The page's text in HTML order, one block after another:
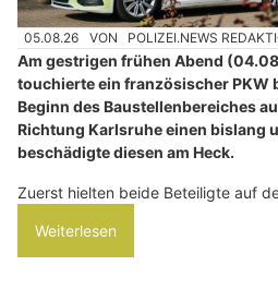
05.08.26 VON POLIZEI.NEWS
Am gestrigen frühen Abend
touchierte ein französischer PKW
Beginn des Baustellenbereiches
Richtung Karlsruhe einen bislang
beschädigte diesen am Heck.
Zuerst hielten beide Beteiligte auf
Weiterlesen